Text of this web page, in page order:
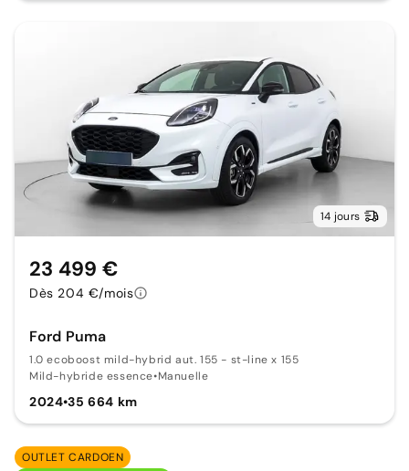
14 jours
Ford Puma
1.0 ecoboost mild-hybrid aut. 155 - st-line x 155
Mild-hybride essence•Manuelle
2024•35 664 km
23 499 €
Dès 204 €/mois
OUTLET CARDOEN